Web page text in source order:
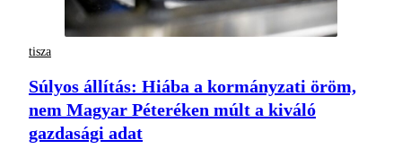
tisza
Súlyos állítás: Hiába a kormányzati öröm,
nem Magyar Péteréken múlt a kiváló
gazdasági adat